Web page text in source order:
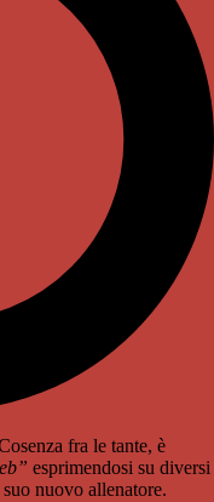
fra le tante, è
esprimendosi su diversi
nuovo allenatore.